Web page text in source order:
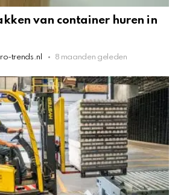
van container huren in
trends.nl 8 maanden geleden